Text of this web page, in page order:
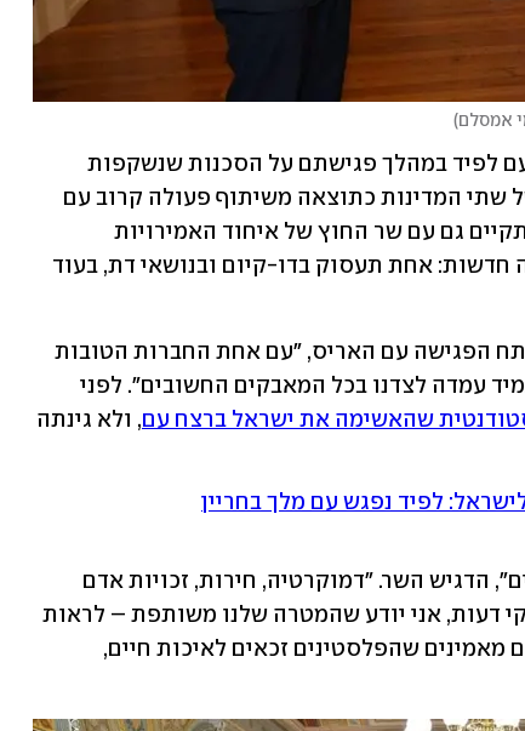
אמסלם )
שהאשימה את ישראל ברצח עם
לפיד נפגש עם מלך בחריין